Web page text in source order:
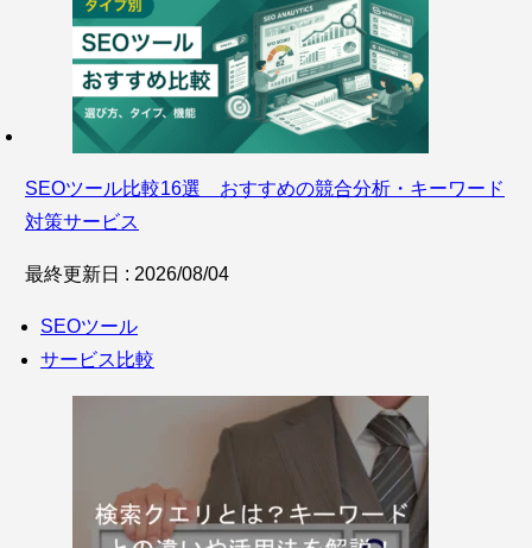
SEOツール比較16選 おすすめの競合分析・キーワード
対策サービス
最終更新日 : 2026/08/04
SEOツール
サービス比較